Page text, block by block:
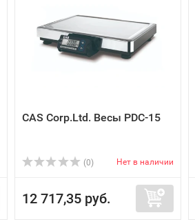
CAS Corp.Ltd. Весы PDC-15
(0) Нет в наличии
12 717,35 руб.